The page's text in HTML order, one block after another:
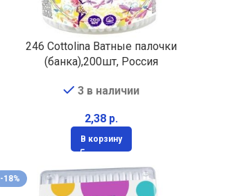
246 Cottolina Ватные палочки
(банка),200шт, Россия
3 в наличии
р.
В корзину
-18%